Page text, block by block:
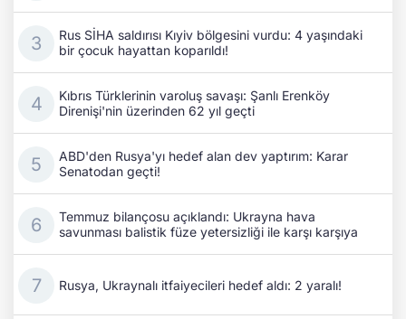
Rus SİHA saldırısı Kıyiv bölgesini vurdu: 4 yaşındaki
bir çocuk hayattan koparıldı!
Kıbrıs Türklerinin varoluş savaşı: Şanlı Erenköy
Direnişi'nin üzerinden 62 yıl geçti
ABD'den Rusya'yı hedef alan dev yaptırım: Karar
Senatodan geçti!
Temmuz bilançosu açıklandı: Ukrayna hava
savunması balistik füze yetersizliği ile karşı karşıya
Rusya, Ukraynalı itfaiyecileri hedef aldı: 2 yaralı!